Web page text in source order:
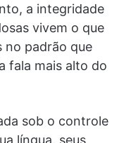
a integridade
vivem o que
no padrão que
fala mais alto do
sob o controle
língua, seus